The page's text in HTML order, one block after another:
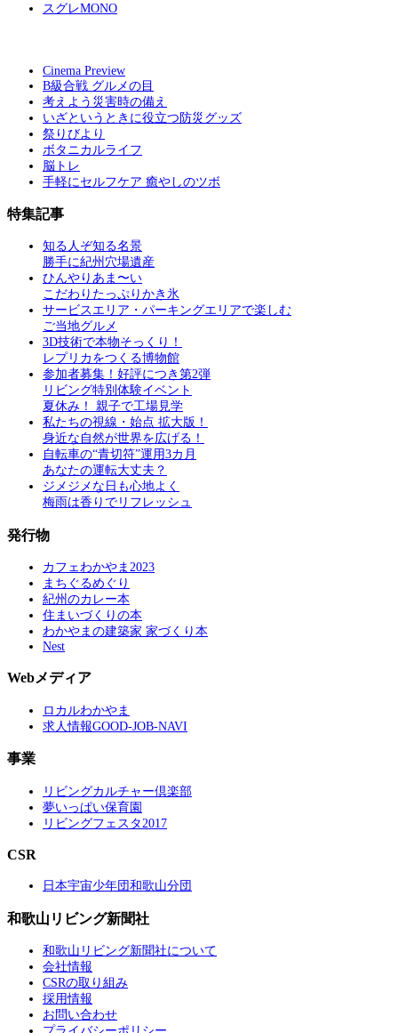
スグレMONO
Cinema Preview
B級合戦 グルメの目
考えよう災害時の備え
いざというときに役立つ防災グッズ
祭りびより
ボタニカルライフ
脳トレ
手軽にセルフケア 癒やしのツボ
特集記事
知る人ぞ知る名景
勝手に紀州穴場遺産
ひんやりあま〜い
こだわりたっぷりかき氷
サービスエリア・パーキングエリアで楽しむ
ご当地グルメ
3D技術で本物そっくり！
レプリカをつくる博物館
参加者募集！好評につき第2弾
リビング特別体験イベント
夏休み！ 親子で工場見学
私たちの視線・始点 拡大版！
身近な自然が世界を広げる！
自転車の“青切符”運用3カ月
あなたの運転大丈夫？
ジメジメな日も心地よく
梅雨は香りでリフレッシュ
発行物
カフェわかやま2023
まちぐるめぐり
紀州のカレー本
住まいづくりの本
わかやまの建築家 家づくり本
Nest
Webメディア
ロカルわかやま
求人情報GOOD-JOB-NAVI
事業
リビングカルチャー倶楽部
夢いっぱい保育園
リビングフェスタ2017
CSR
日本宇宙少年団和歌山分団
和歌山リビング新聞社
和歌山リビング新聞社について
会社情報
CSRの取り組み
採用情報
お問い合わせ